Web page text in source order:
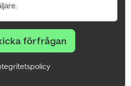
förfrågan